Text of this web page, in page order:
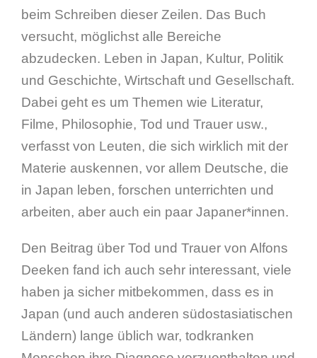
beim Schreiben dieser Zeilen. Das Buch
versucht, möglichst alle Bereiche
abzudecken. Leben in Japan, Kultur, Politik
und Geschichte, Wirtschaft und Gesellschaft.
Dabei geht es um Themen wie Literatur,
Filme, Philosophie, Tod und Trauer usw.,
verfasst von Leuten, die sich wirklich mit der
Materie auskennen, vor allem Deutsche, die
in Japan leben, forschen unterrichten und
arbeiten, aber auch ein paar Japaner*innen.
Den Beitrag über Tod und Trauer von Alfons
Deeken fand ich auch sehr interessant, viele
haben ja sicher mitbekommen, dass es in
Japan (und auch anderen südostasiatischen
Ländern) lange üblich war, todkranken